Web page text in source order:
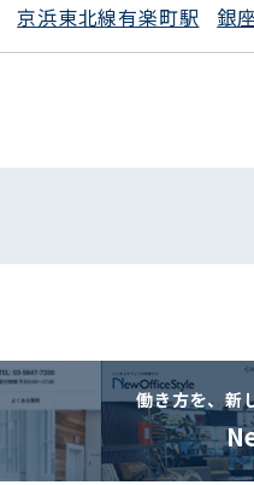
京浜東北線有楽町駅 銀
働き方を、新